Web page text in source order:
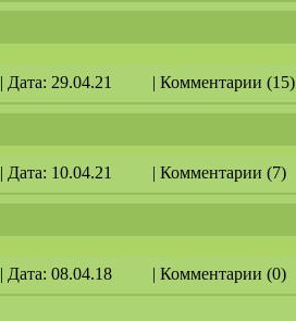
| Дата: 29.04.21 | Комментарии (15)
| Дата: 10.04.21 | Комментарии (7)
| Дата: 08.04.18 | Комментарии (0)